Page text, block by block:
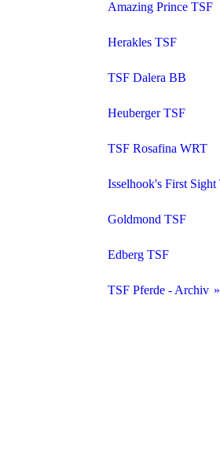
Amazing Prince TSF
Herakles TSF
TSF Dalera BB
Heuberger TSF
TSF Rosafina WRT
Isselhook's First Sight
Goldmond TSF
Edberg TSF
TSF Pferde - Archiv